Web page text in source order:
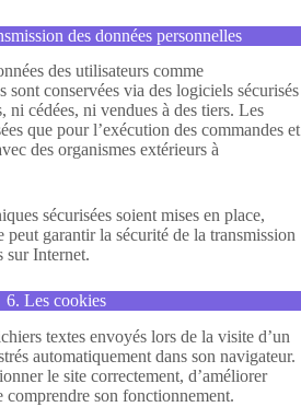
des données personnelles
des utilisateurs comme
sont conservées via des logiciels sécurisés
ni cédées, ni vendues à des tiers. Les
que pour l’exécution des commandes et
des organismes extérieurs à
sécurisées soient mises en place,
peut garantir la sécurité de la transmission
sur Internet.
6. Les cookies
textes envoyés lors de la visite d’un
automatiquement dans son navigateur.
le site correctement, d’améliorer
comprendre son fonctionnement.